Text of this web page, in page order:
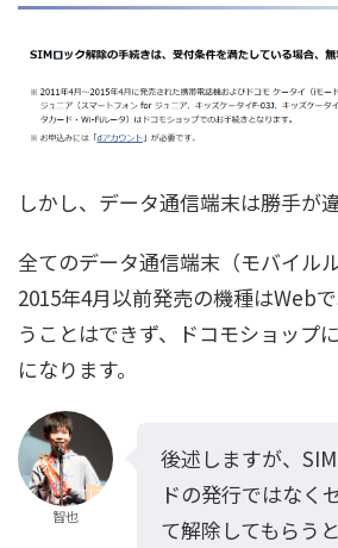
しかし、データ通信端末は勝手が違
全てのデータ通信端末（モバイル
2015年4月以前発売の機種はWeb
うことはできず、ドコモショップ
になります。
智也
後述しますが、
ドの発行ではなく
て解除してもらう